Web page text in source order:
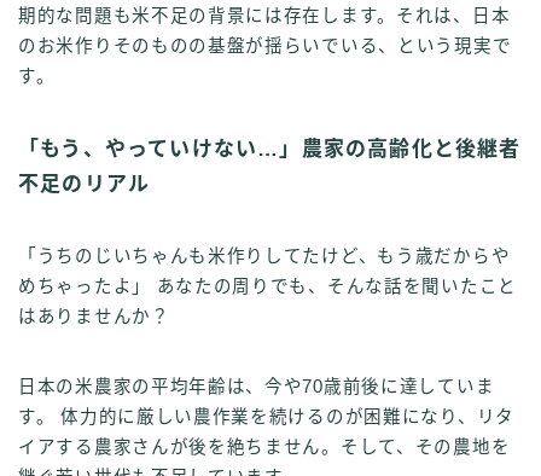
期的な問題も米不足の背景には存在します。それは、日本
のお米作りそのものの基盤が揺らいでいる、という現実で
す。
「もう、やっていけない…」農家の高齢化と後継者
不足のリアル
「うちのじいちゃんも米作りしてたけど、もう歳だからや
めちゃったよ」 あなたの周りでも、そんな話を聞いたこと
はありませんか？
日本の米農家の平均年齢は、今や70歳前後に達していま
す。 体力的に厳しい農作業を続けるのが困難になり、リタ
イアする農家さんが後を絶ちません。そして、その農地を